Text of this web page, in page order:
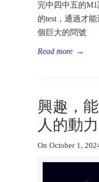
完中四中五的
的test，通過才
個巨大的問號
Read more →
興趣，
人的動力
On October 1,